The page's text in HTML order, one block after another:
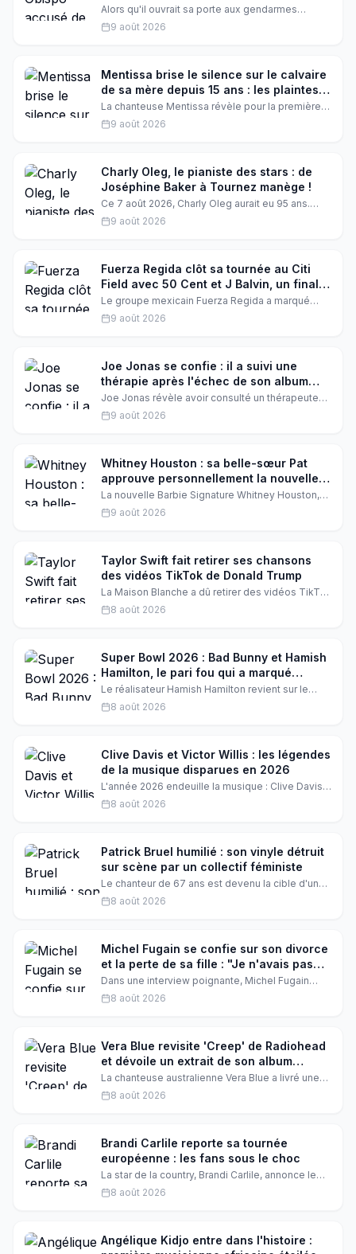
émotion
Alors qu'il ouvrait sa porte aux gendarmes
mobilisés contre les incendies, Pascal Obispo
s'est retrouvé au cœur d'une polémique. Accusé
9 août 2026
Mentissa brise le silence sur le calvaire
de sa mère depuis 15 ans : les plaintes
déposées
La chanteuse Mentissa révèle pour la première
fois les violences que subit sa maman depuis 15
ans. Des plaintes ont été déposées, et l'artiste
9 août 2026
Charly Oleg, le pianiste des stars : de
Joséphine Baker à Tournez manège !
Ce 7 août 2026, Charly Oleg aurait eu 95 ans.
Retour sur le destin hors norme de ce pianiste
virtuose qui a accompagné Joséphine Baker,
! avec Évelyne Leclercq.
9 août 2026
Fuerza Regida clôt sa tournée au Citi
Field avec 50 Cent et J Balvin, un final
explosif à New York
Le groupe mexicain Fuerza Regida a marqué
l'histoire en terminant sa tournée This Is Our
Dream au Citi Field de New York, entouré de
dans les mémoires.
9 août 2026
Joe Jonas se confie : il a suivi une
thérapie après l'échec de son album
solo Fastlife
Joe Jonas révèle avoir consulté un thérapeute
après que son premier album solo, Fastlife, a
déçu commercialement. Une introspection
pression du succès.
9 août 2026
Whitney Houston : sa belle-sœur Pat
approuve personnellement la nouvelle
poupée Barbie iconique
La nouvelle Barbie Signature Whitney Houston,
inspirée du clip « I Wanna Dance With Somebody
», a reçu l'aval personnel de Pat Houston, la
9 août 2026
Taylor Swift fait retirer ses chansons
des vidéos TikTok de Donald Trump
La Maison Blanche a dû retirer des vidéos TikTok
associées à Donald Trump après que Taylor
Swift a revendiqué ses droits musicaux. Des
Fate of Ophelia' a disparu. Une bataille juridique
qui fait grand bruit.
8 août 2026
Super Bowl 2026 : Bad Bunny et Hamish
Hamilton, le pari fou qui a marqué
l'histoire
Le réalisateur Hamish Hamilton revient sur le
show de la mi-temps du Super Bowl avec Bad
Bunny, un pari technique risqué sans caméras de
carrière.
8 août 2026
Clive Davis et Victor Willis : les légendes
de la musique disparues en 2026
L'année 2026 endeuille la musique : Clive Davis
s'éteint à 94 ans, et Victor Willis, la voix des
Village People, nous quitte à son tour. Retour sur
8 août 2026
Patrick Bruel humilié : son vinyle détruit
sur scène par un collectif féministe
Le chanteur de 67 ans est devenu la cible d'un
collectif féministe qui a réduit en miettes l'un de
ses vinyles lors d'une soirée engagée. Une mise
8 août 2026
Michel Fugain se confie sur son divorce
et la perte de sa fille : "Je n'avais pas
envie de mourir avec elle"
Dans une interview poignante, Michel Fugain
revient sur le divorce avec Stéphanie, marqué
par la disparition de leur fille. Il évoque aussi sa
8 août 2026
Vera Blue revisite 'Creep' de Radiohead
et dévoile un extrait de son album
Modern Rituals
La chanteuse australienne Vera Blue a livré une
reprise bouleversante de 'Creep' pour l'émission
Like A Version de triple j, avant de présenter
8 août 2026
Brandi Carlile reporte sa tournée
européenne : les fans sous le choc
La star de la country, Brandi Carlile, annonce le
report de ses concerts au Royaume-Uni et en
Europe. Une décision difficile motivée par des
jusqu'au printemps.
8 août 2026
Angélique Kidjo entre dans l'histoire :